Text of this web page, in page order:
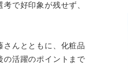
で好印象が残せず、
さんとともに、化粧品
の活躍のポイントまで